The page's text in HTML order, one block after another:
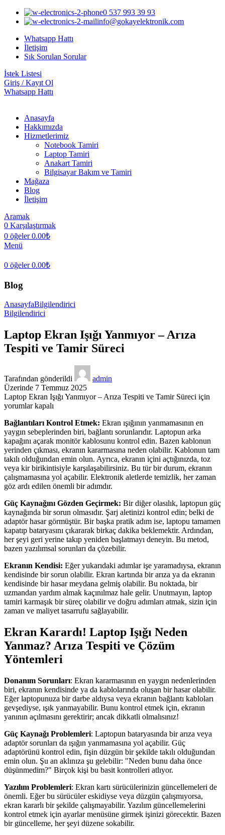
0 537 993 39 93
info@gokayelektronik.com
Whatsapp Hattı
İletişim
Sık Sorulan Sorular
İstek Listesi
Giriş / Kayıt Ol
Whatsapp Hattı
Anasayfa
Hakkımızda
Hizmetlerimiz
Notebook Tamiri
Laptop Tamiri
Anakart Tamiri
Bilgisayar Bakım ve Tamiri
Mağaza
Blog
İletişim
Aramak
0 Karşılaştırmak
0 öğeler 0.00₺
Menü
0 öğeler 0.00₺
Blog
AnasayfaBilgilendirici
Bilgilendirici
Laptop Ekran Işığı Yanmıyor – Arıza
Tespiti ve Tamir Süreci
Tarafından gönderildi
admin
Üzerinde 7 Temmuz 2025
Laptop Ekran Işığı Yanmıyor – Arıza Tespiti ve Tamir Süreci için
yorumlar kapalı
Bağlantıları Kontrol Etmek: Ekran ışığının yanmamasının en
yaygın sebeplerinden biri, bağlantı sorunlarıdır. Laptopun arka
kapağını açarak monitör kablosunu kontrol edin. Bazen kablonun
yerinden çıkması, ekranın kararmasına neden olabilir. Kablonun tam
takılı olduğundan emin olun. Ayrıca, ekranın içini açtığınızda, toz
veya kir birikintisiyle karşılaşabilirsiniz. Bu tür bir durum, ekranın
çalışmamasına yol açabilir. Elektronik aletlerde temizlik, her zaman
göz ardı edilen önemli bir adımdır.
Güç Kaynağını Gözden Geçirmek: Bir diğer olasılık, laptopun güç
kaynağında bir sorun olmasıdır. Şarj aletinizi kontrol edin; belki de
adaptör hasar görmüştür. Bir başka pratik adım ise, laptopu tamamen
kapatıp bataryasını çıkararak birkaç dakika beklemektir. Ardından,
her şeyi geri yerine takıp yeniden başlatmayı deneyin. Bu metod,
bazen yazılımsal sorunları da çözebilir.
Ekranın Kendisi: Eğer yukarıdaki adımlar işe yaramadıysa, ekranın
kendisinde bir sorun olabilir. Ekran kartında bir arıza ya da ekranın
kendisinde bir hasar meydana gelmiş olabilir. Bu noktada, bir
uzmandan yardım almak kaçınılmaz hale gelir. Unutmayın, laptop
tamiri karmaşık bir süreç olabilir ve doğru adımları atmak, sizin için
zaman ve maliyet tasarrufu sağlayabilir.
Ekran Karardı! Laptop Işığı Neden
Yanmaz? Arıza Tespiti ve Çözüm
Yöntemleri
Donanım Sorunları: Ekran kararmasının en yaygın nedenlerinden
biri, ekranın kendisinde ya da kablolarında oluşan bir hasar olabilir.
Eğer laptopunuza bir darbe aldıysa veya ekranın bağlantı kabloları
gevşediyse, ışık yanmayabilir. Bunu kontrol etmek için, ekranın
yanının açılmasını gerektirir; ancak dikkatli olmalısınız!
Güç Kaynağı Problemleri: Laptopun bataryasında bir arıza veya
adaptör sorunları da ışığın yanmamasına yol açabilir. Güç
adaptörünü kontrol edin, fişin düzgün bir şekilde takılı olduğundan
emin olun. Şu an aklınıza şu gelebilir: "Neden bunu daha önce
düşünmedim?" Birçok kişi bu basit kontrolleri atlıyor.
Yazılım Problemleri: Ekran kartı sürücülerinizin güncellemeleri de
önemli. Eğer bu sürücüler eskidiyse veya düzgün çalışmıyorsa,
ekran kararlı bir şekilde çalışmayabilir. Yazılım güncellemelerini
kontrol etmek için ayarlar menüsüne girmek işinizi görecektir. Bazen
bir güncelleme, her şeyi düzene sokabilir.